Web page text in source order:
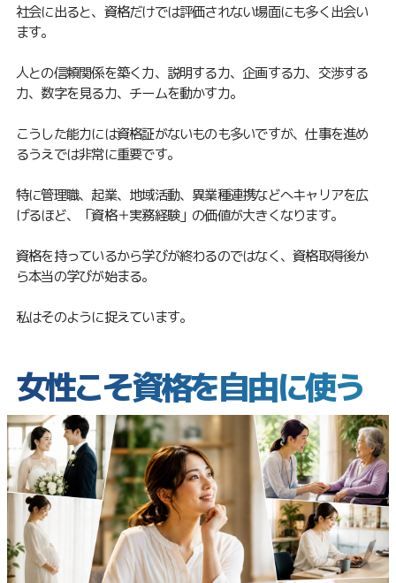
社会に出ると、資格だけでは評価されない場面にも多く出会い
ます。
人との信頼関係を築く力、説明する力、企画する力、交渉する
力、数字を見る力、チームを動かす力。
こうした能力には資格証がないものも多いですが、仕事を進め
るうえでは非常に重要です。
特に管理職、起業、地域活動、異業種連携などへキャリアを広
げるほど、「資格＋実務経験」の価値が大きくなります。
資格を持っているから学びが終わるのではなく、資格取得後か
ら本当の学びが始まる。
私はそのように捉えています。
女性こそ資格を自由に使う